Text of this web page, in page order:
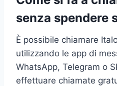
senza spendere
È possibile chiamare
utilizzando le app di
WhatsApp, Telegram o
effettuare chiamate